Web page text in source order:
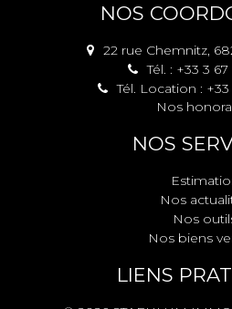
NOS
22 rue Chemnitz,
Tél. : +33 3
Tél. Location : +33
Nos
NOS
Nos
Nos
Nos biens
LIENS